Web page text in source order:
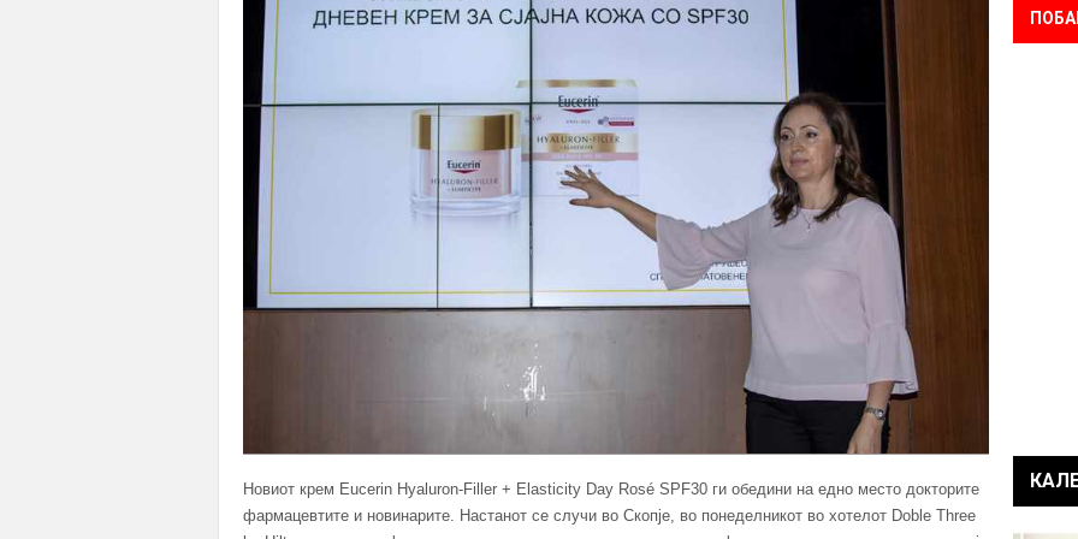
Новиот крем Eucerin Hyaluron-Filler + Elasticity Day Rosé SPF30 ги обедини на едно место докторите
фармацевтите и новинарите. Настанот се случи во Скопје, во понеделникот во хотелот Doble Three